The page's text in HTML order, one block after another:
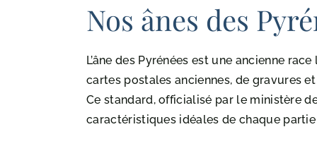
Nos ânes des
L’âne des Pyrénées est une ancienne
cartes postales anciennes, de gravures
Ce standard, officialisé par le ministère
caractéristiques idéales de chaque